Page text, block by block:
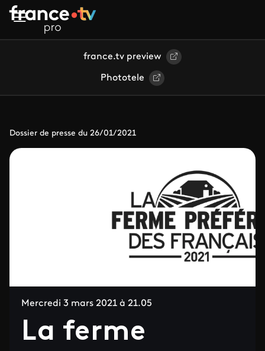
Aller au contenu principal
france.tv preview
Phototele
Dossier de presse du 26/01/2021
Mercredi 3 mars 2021 à 21.05
La ferme